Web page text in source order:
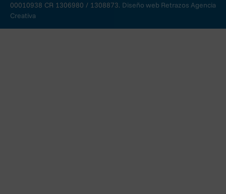
00010938 CR 1306980 / 1308873. Diseño web Retrazos Agencia
Creativa